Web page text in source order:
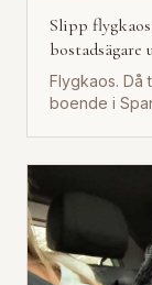
Slipp
bostadsägare
Flygkaos. Då
boende i